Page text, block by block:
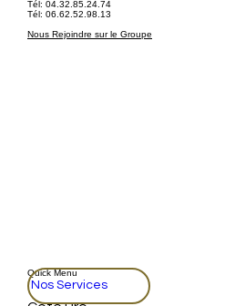
Tél: 04.32.85.24.74
Tél: 06.62.52.98.13
Nous Rejoindre sur le Groupe
Quick Menu
Nos Services